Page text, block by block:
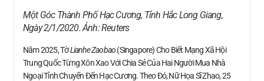
Một Góc Thành Phố Hạc Cương, Tỉnh Hắc Long Giang,
Ngày 2/1/2020. Ảnh:Reuters
Năm 2025, TờLianhe Zaobao(Singapore) Cho Biết Mạng Xã Hội
Trung Quốc Từng Xôn Xao Với Chia Sẻ Của Hai Người Mua Nhà
Ngoại Tỉnh Chuyển Đến Hạc Cương. Theo Đó, Nữ Họa Sĩ Zhao, 25